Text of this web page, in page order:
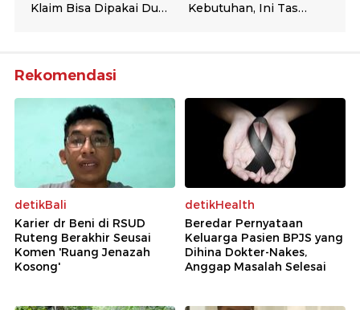
Rekomendasi
detikBali
Karier dr Beni di RSUD
Ruteng Berakhir Seusai
Komen 'Ruang Jenazah
Kosong'
detikHealth
Beredar Pernyataan
Keluarga Pasien BPJS yang
Dihina Dokter-Nakes,
Anggap Masalah Selesai